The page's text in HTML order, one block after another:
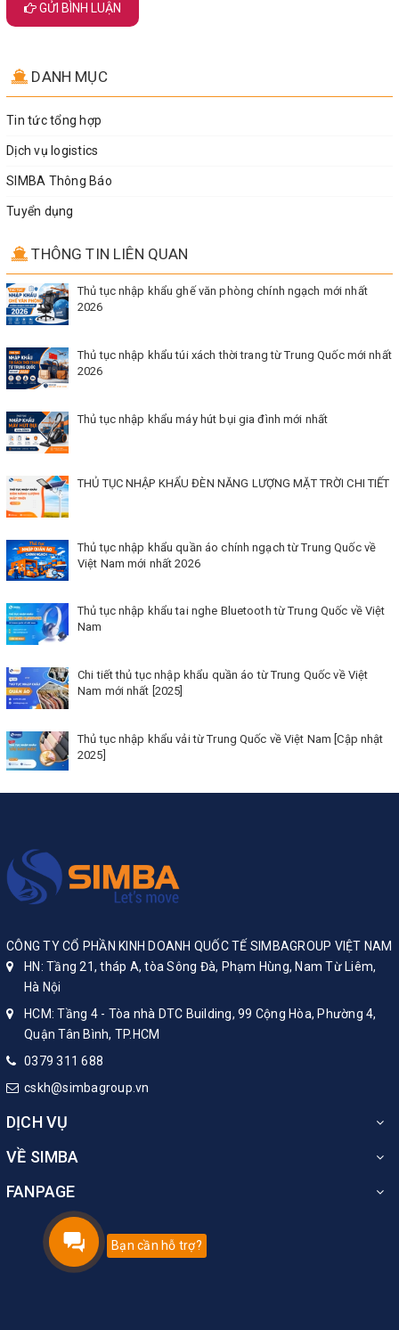
GỬI BÌNH LUẬN
DANH MỤC
Tin tức tổng hợp
Dịch vụ logistics
SIMBA Thông Báo
Tuyển dụng
THÔNG TIN LIÊN QUAN
Thủ tục nhập khẩu ghế văn phòng chính ngạch mới nhất
2026
Thủ tục nhập khẩu túi xách thời trang từ Trung Quốc mới nhất
2026
Thủ tục nhập khẩu máy hút bụi gia đình mới nhất
THỦ TỤC NHẬP KHẨU ĐÈN NĂNG LƯỢNG MẶT TRỜI CHI TIẾT
Thủ tục nhập khẩu quần áo chính ngạch từ Trung Quốc về
Việt Nam mới nhất 2026
Thủ tục nhập khẩu tai nghe Bluetooth từ Trung Quốc về Việt
Nam
Chi tiết thủ tục nhập khẩu quần áo từ Trung Quốc về Việt
Nam mới nhất [2025]
Thủ tục nhập khẩu vải từ Trung Quốc về Việt Nam [Cập nhật
2025]
CÔNG TY CỔ PHẦN KINH DOANH QUỐC TẾ SIMBAGROUP VIỆT NAM
HN: Tầng 21, tháp A, tòa Sông Đà, Phạm Hùng, Nam Từ Liêm,
Hà Nội
HCM: Tầng 4 - Tòa nhà DTC Building, 99 Cộng Hòa, Phường 4,
Quận Tân Bình, TP.HCM
0379 311 688
cskh@simbagroup.vn
DỊCH VỤ
VỀ SIMBA
FANPAGE
Bạn cần hỗ trợ?